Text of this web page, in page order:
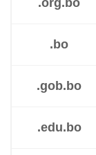
.org.bo
.bo
.gob.bo
.edu.bo